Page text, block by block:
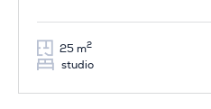
25 m2
studio